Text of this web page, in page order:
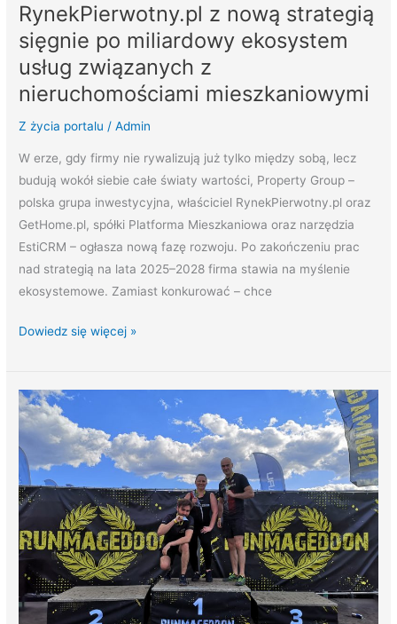
RynekPierwotny.pl z nową strategią
sięgnie po miliardowy ekosystem
usług związanych z
nieruchomościami mieszkaniowymi
Z życia portalu /Admin
W erze, gdy firmy nie rywalizują już tylko między sobą, lecz
budują wokół siebie całe światy wartości, Property Group –
polska grupa inwestycyjna, właściciel RynekPierwotny.pl oraz
GetHome.pl, spółki Platforma Mieszkaniowa oraz narzędzia
EstiCRM – ogłasza nową fazę rozwoju. Po zakończeniu prac
nad strategią na lata 2025–2028 firma stawia na myślenie
ekosystemowe. Zamiast konkurować – chce
związanych
z
nieruchomościami
mieszkaniowymi
Dowiedz się więcej »
Runmageddon
2025:
Wspólny
wysiłek,
sportowe
emocje
i
charakter
zespołu!